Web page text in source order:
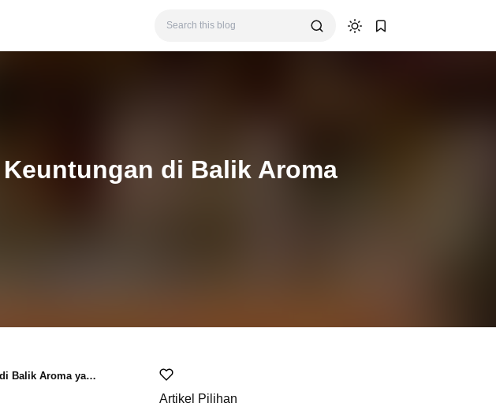
di Balik Aroma
yang Menarik
Artikel Pilihan